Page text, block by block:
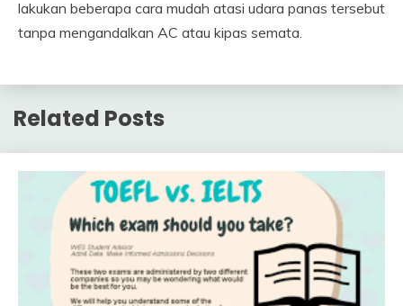
lakukan beberapa cara mudah atasi udara panas tersebut
tanpa mengandalkan AC atau kipas semata.
Related Posts